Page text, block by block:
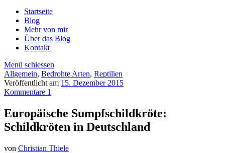
Startseite
Blog
Mehr von mir
Über das Blog
Kontakt
Menü schiessen
Allgemein, Bedrohte Arten, Reptilien
Veröffentlicht am 15. Dezember 2015
Kommentare 1
Europäische Sumpfschildkröte:
Schildkröten in Deutschland
von Christian Thiele